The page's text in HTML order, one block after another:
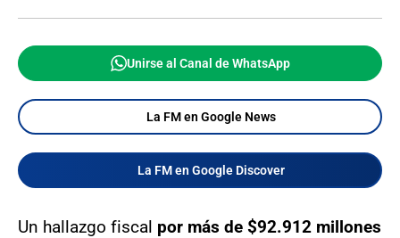
Unirse al Canal de WhatsApp
La FM en Google News
La FM en Google Discover
Un hallazgo fiscal por más de $92.912 millones